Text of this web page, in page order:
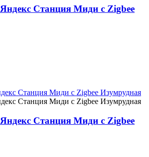
Станция Миди с Zigbee
Станция Миди с Zigbee